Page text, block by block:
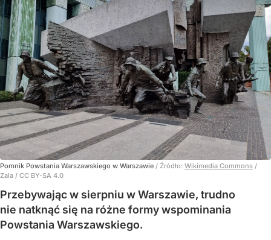
Pomnik Powstania Warszawskiego w Warszawie / Źródło: Wikimedia Commons /
Zala / CC BY-SA 4.0
Przebywając w sierpniu w Warszawie, trudno
nie natknąć się na różne formy wspominania
Powstania Warszawskiego.